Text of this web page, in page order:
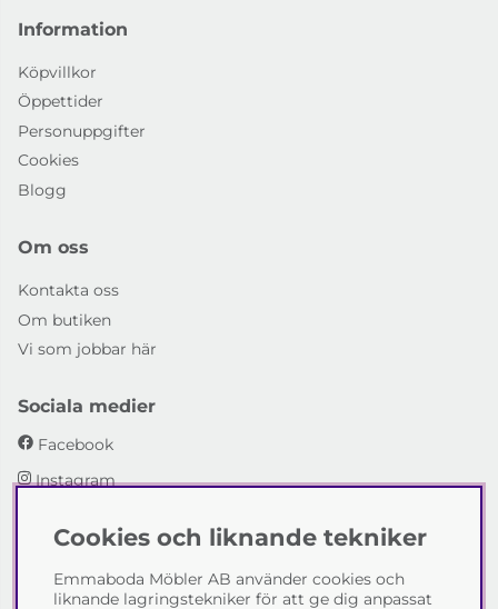
Information
Köpvillkor
Öppettider
Personuppgifter
Cookies
Blogg
Om oss
Kontakta oss
Om butiken
Vi som jobbar här
Sociala medier
Facebook
Instagram
Emmaboda Möbler AB
I fyra generationer har vi hjälpt människor att möblera
Cookies och liknande tekniker
Emmaboda Möbler AB använder cookies och
liknande lagringstekniker för att ge dig anpassat